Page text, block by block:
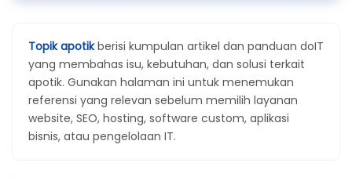
Topik apotikberisi kumpulan artikel dan panduan doIT
yang membahas isu, kebutuhan, dan solusi terkait
apotik. Gunakan halaman ini untuk menemukan
referensi yang relevan sebelum memilih layanan
website, SEO, hosting, software custom, aplikasi
bisnis, atau pengelolaan IT.